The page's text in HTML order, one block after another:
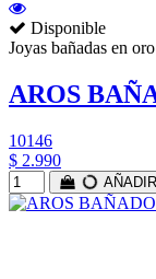
Disponible
Joyas bañadas en oro
AROS
10146
$ 2.990
AÑADIR